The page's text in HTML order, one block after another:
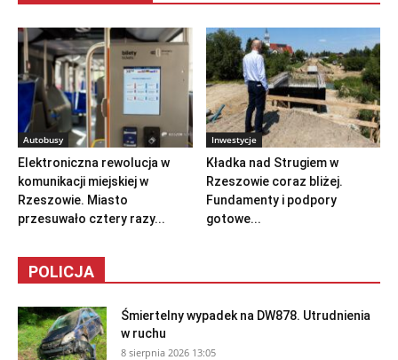
Autobusy
Elektroniczna rewolucja w
komunikacji miejskiej w
Rzeszowie. Miasto
przesuwało cztery razy...
Inwestycje
Kładka nad Strugiem w
Rzeszowie coraz bliżej.
Fundamenty i podpory
gotowe...
POLICJA
Śmiertelny wypadek na DW878. Utrudnienia
w ruchu
8 sierpnia 2026 13:05